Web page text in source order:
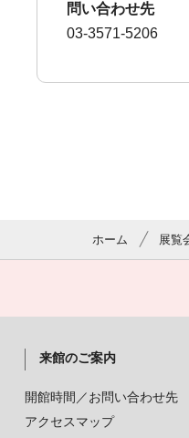
問い合わせ先
03-3571-5206
ホーム 展覧
来館のご案内
開館時間／お問い合わせ先
アクセスマップ